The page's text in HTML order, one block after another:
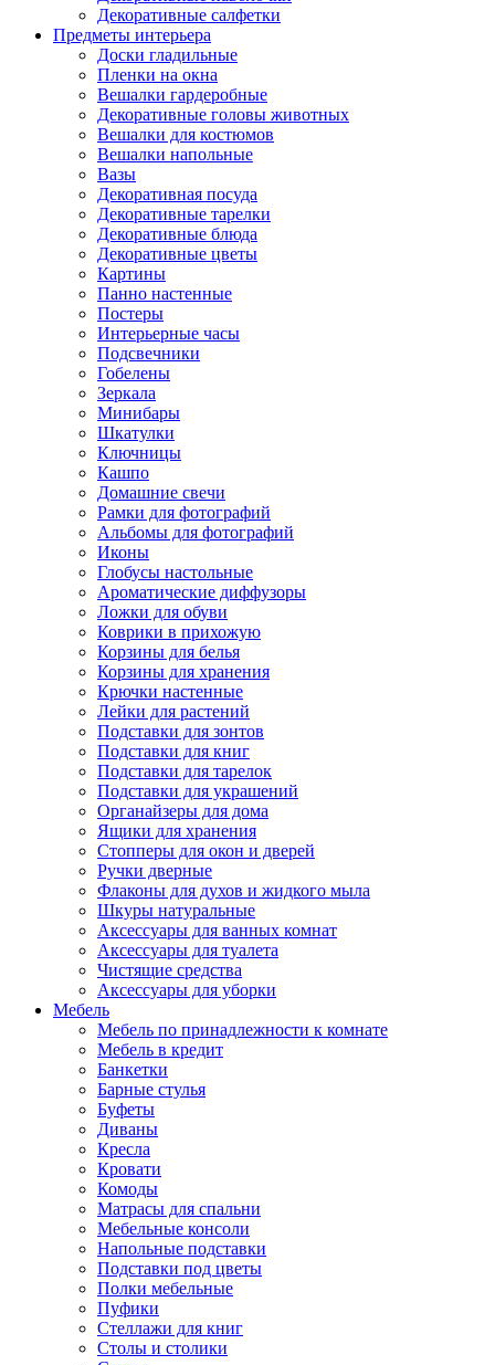
Декоративные салфетки
Предметы интерьера
Доски гладильные
Пленки на окна
Вешалки гардеробные
Декоративные головы животных
Вешалки для костюмов
Вешалки напольные
Вазы
Декоративная посуда
Декоративные тарелки
Декоративные блюда
Декоративные цветы
Картины
Панно настенные
Постеры
Интерьерные часы
Подсвечники
Гобелены
Зеркала
Минибары
Шкатулки
Ключницы
Кашпо
Домашние свечи
Рамки для фотографий
Альбомы для фотографий
Иконы
Глобусы настольные
Ароматические диффузоры
Ложки для обуви
Коврики в прихожую
Корзины для белья
Корзины для хранения
Крючки настенные
Лейки для растений
Подставки для зонтов
Подставки для книг
Подставки для тарелок
Подставки для украшений
Органайзеры для дома
Ящики для хранения
Стопперы для окон и дверей
Ручки дверные
Флаконы для духов и жидкого мыла
Шкуры натуральные
Аксессуары для ванных комнат
Аксессуары для туалета
Чистящие средства
Аксессуары для уборки
Мебель
Мебель по принадлежности к комнате
Мебель в кредит
Банкетки
Барные стулья
Буфеты
Диваны
Кресла
Кровати
Комоды
Матрасы для спальни
Мебельные консоли
Напольные подставки
Подставки под цветы
Полки мебельные
Пуфики
Стеллажи для книг
Столы и столики